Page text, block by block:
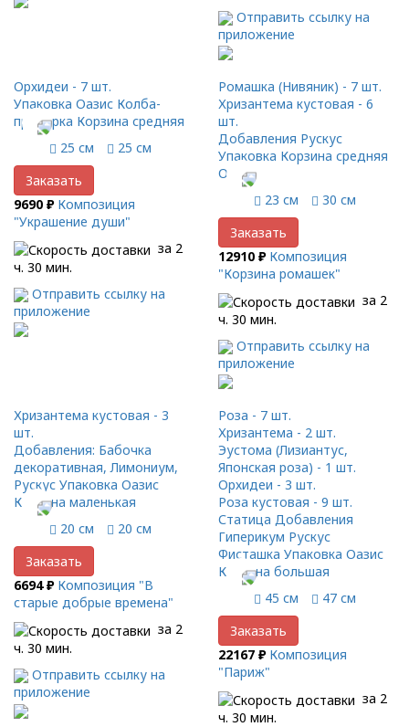
Отправить ссылку на
приложение
Орхидеи - 7 шт.
Упаковка Оазис Колба-
пробирка Корзина средняя
25 см
25 см
Заказать
9690 ₽ Композиция
"Украшение души"
за 2
ч. 30 мин.
Отправить ссылку на
приложение
Ромашка (Нивяник) - 7 шт.
Хризантема кустовая - 6
шт.
Добавления Рускус
Упаковка Корзина средняя
Оазис
23 см
30 см
Заказать
12910 ₽ Композиция
"Корзина ромашек"
за 2
ч. 30 мин.
Отправить ссылку на
приложение
Хризантема кустовая - 3
шт.
Добавления: Бабочка
декоративная, Лимониум,
Рускус Упаковка Оазис
Корзина маленькая
20 см
20 см
Заказать
6694 ₽ Композиция "В
старые добрые времена"
за 2
ч. 30 мин.
Отправить ссылку на
приложение
Роза - 7 шт.
Хризантема - 2 шт.
Эустома (Лизиантус,
Японская роза) - 1 шт.
Орхидеи - 3 шт.
Роза кустовая - 9 шт.
Статица Добавления
Гиперикум Рускус
Фисташка Упаковка Оазис
Корзина большая
45 см
47 см
Заказать
22167 ₽ Композиция
"Париж"
за 2
ч. 30 мин.